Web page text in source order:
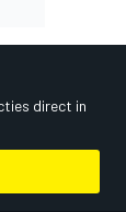
direct in